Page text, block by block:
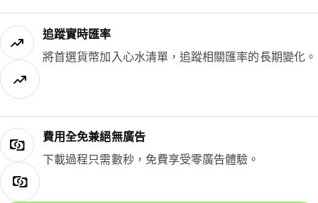
追蹤實時匯率
將首選貨幣加入心水清單，追蹤相關匯率的長期變化。
費用全免兼絕無廣告
下載過程只需數秒，免費享受零廣告體驗。